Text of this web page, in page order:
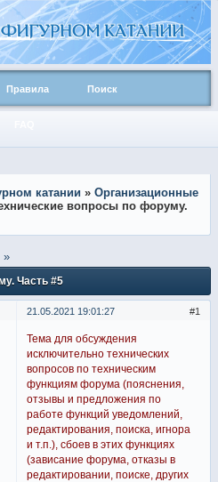
Правила Поиск
катании » Организационные
вопросы по форуму.
Часть #5
»
1
21.05.2021 19:01:27
Тема для обсуждения
исключительно технических
вопросов по техническим
функциям форума (пояснения,
отзывы и предложения по
работе функций уведомлений,
редактирования, поиска, игнора
и т.п.), сбоев в этих функциях
(зависание форума, отказы в
редактировании, поиске, других